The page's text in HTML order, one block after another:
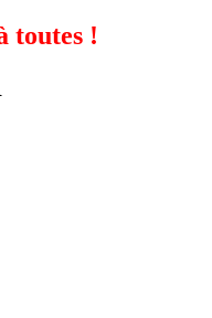
toutes !